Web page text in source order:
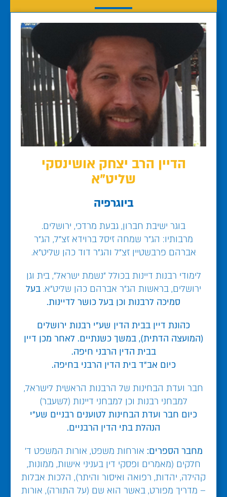
הדיין הרב יצחק אושינסקי
שליט"א
ביוגרפיה
בוגר ישיבת חברון, גבעת מרדכי, ירושלים.
מרבותיו: הג"ר שמחה זיסל ברוידא זצ"ל, הג"ר
אברהם פרבשטיין זצ"ל והג"ר דוד כהן שליט"א.
לימודי רבנות דיינות בכולל "נשמת ישראל", בית וגן
ירושלים, בראשות הג"ר אברהם כהן שליט"א. בעל
סמיכה לרבנות וכן בעל כושר לדיינות.
כהונת דיין בבית הדין שע"י רבנות ירושלים
(המועצה הדתית), במשך כשנתיים. לאחר מכן דיין
בבית הדין הרבני חיפה.
כיום אב"ד בית הדין הרבני בחיפה.
חבר ועדת הבחינות של הרבנות הראשית לישראל,
למבחני רבנות וכן למבחני דיינות (לשעבר)
כיום חבר ועדת הבחינות לטוענים רבניים שע"י
הנהלת בתי הדין הרבניים.
מחבר הספרים: אורחות משפט, אורות המשפט ד'
חלקים (מאמרים ופסקי דין בעניני אישות, ממונות,
קהילה, יהדות, רפואה ואיסור והיתר), הלכות אבלות
– מדריך מפורט, באשר הוא שם (על התורה), אורות